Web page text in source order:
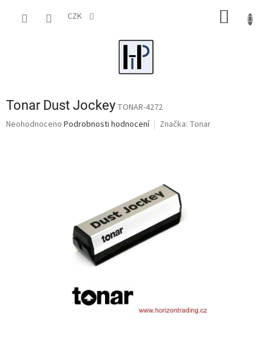
CZK
Tonar Dust Jockey TONAR-4272
Průměrné
Neohodnoceno Podrobnosti hodnocení Značka: Tonar